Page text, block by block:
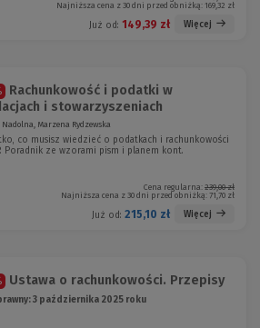
Najniższa cena z 30 dni przed obniżką: 169,32 zł
Już od: 149,39 zł Więcej
Rachunkowość i podatki w
i stowarzyszeniach
Nadolna, Marzena Rydzewska
co musisz wiedzieć o podatkach i rachunkowości
Poradnik ze wzorami pism i planem kont.
Cena regularna: 239,00 zł
Najniższa cena z 30 dni przed obniżką: 71,70 zł
Już od: 215,10 zł Więcej
Ustawa o rachunkowości. Przepisy
3 października 2025 roku